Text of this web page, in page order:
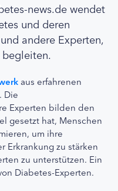
news.de wendet
und deren
andere Experten,
aus erfahrenen
Die
Experten bilden den
gesetzt hat, Menschen
um ihre
Erkrankung zu stärken
zu unterstützen. Ein
Diabetes-Experten.